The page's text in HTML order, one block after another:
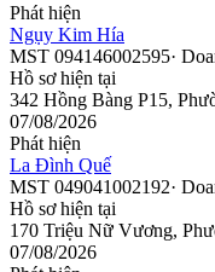
Phát hiện
Ngụy Kim Hía
MST 094146002595·
Hồ sơ hiện tại
342 Hồng Bàng P15,
07/08/2026
Phát hiện
La Đình Quế
MST 049041002192·
Hồ sơ hiện tại
170 Triệu Nữ Vương,
07/08/2026